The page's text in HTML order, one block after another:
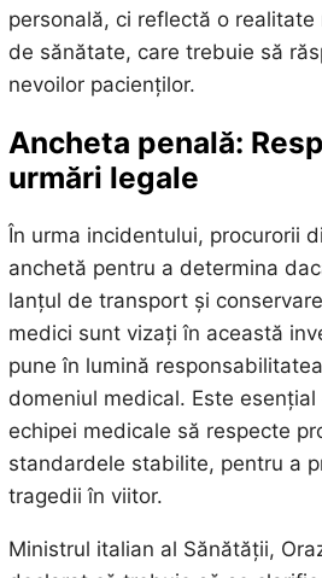
personală, ci reflectă o
de sănătate, care trebuie să
nevoilor pacienților.
Ancheta penală:
urmări legale
În urma incidentului, procurorii
anchetă pentru a determina
lanțul de transport și
medici sunt vizați în această
pune în lumină
domeniul medical. Este
echipei medicale să respecte
standardele stabilite, pentru a
tragedii în viitor.
Ministrul italian al Sănătății,